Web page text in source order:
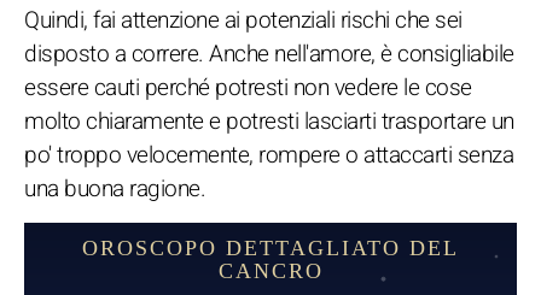
Quindi, fai attenzione ai potenziali rischi che sei
disposto a correre. Anche nell'amore, è consigliabile
essere cauti perché potresti non vedere le cose
molto chiaramente e potresti lasciarti trasportare un
po' troppo velocemente, rompere o attaccarti senza
una buona ragione.
OROSCOPO DETTAGLIATO DEL
CANCRO